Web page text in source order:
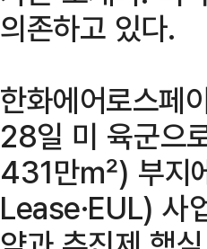
의존하고 있다.
한화에어로스페
28일 미 육군으
431만㎡) 부지
Lease·EUL) 사